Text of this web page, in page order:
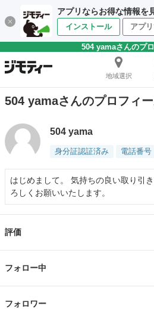
アプリならお得な情報を
インストール アプ
504 yamaさんのプ
地域選択
504 yamaさんのプロフィ
504 yama
身分証認証済み 電話番号
はじめまして。 気持ちの良い取り引
ろしくお願いいたします。
評価
フォロー中
フォロワー